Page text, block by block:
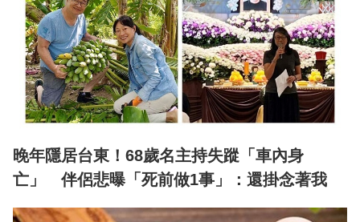
晚年隱居台東！68歲名主持失蹤「車內身
亡」 伴侶悲曝「死前做1事」：還掛念著我